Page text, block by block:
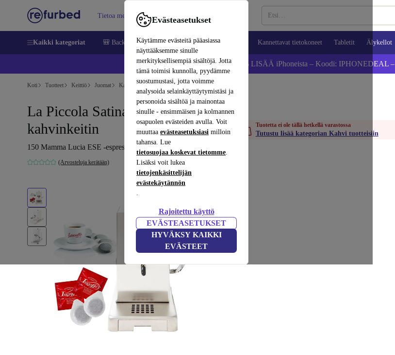
Evästeasetukset
Käytämme evästeitä pääasiassa
näyttääksemme sinulle
merkityksellisempiä sisältöjä. Jotta
tämä toimisi kunnolla, pyydämme
suostumustasi, jotta voimme
analysoida selainkäyttäytymistäsi ja
personoida sisältöä ja mainontaa
sinulle - ensimmäisen ja kolmannen
osapuolen evästeiden avulla. Voit
muuttaa evästeasetuksiasi milloin
tahansa. Lue
tietosuojaa koskevat tietomme.
Lisäksi voit lukea
tietojenkäsittelijän
evästekäytännön
.
Rajoitettu käyttö
EVÄSTEASETUKSET
HYVÄKSY KAIKKI
EVÄSTEET
Tietoa meistä Myy Apua
Kaikki kategoriat 🎒 Back to school Matkapuhelimet ja älypuhelimet Kannettavat tietokoneet Tabletit Älykellot
📱 Säästä 5 % LISÄÄ iPhoneista – Koodi: IPHONEDEAL –
Koti Tuotteet Keittiö Juomat Kahvi
La Piccola Satinata -
kahvinkeitin
150 Mamma Lucia ESE -espressonappia | hopea
(Arvosteluja kerätään)
Tuotetta ei ole tällä hetkellä varastossa
Tutustu lisää kategorian Kahvi tuotteisiin